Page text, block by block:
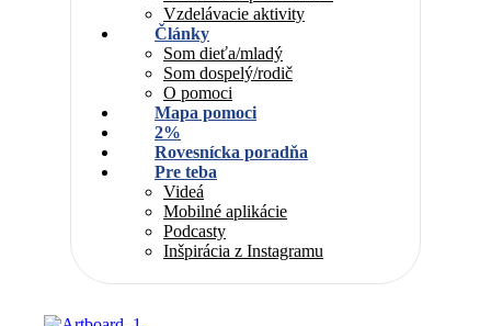
Vzdelávacie aktivity
Články
Som dieťa/mladý
Som dospelý/rodič
O pomoci
Mapa pomoci
2%
Rovesnícka poradňa
Pre teba
Videá
Mobilné aplikácie
Podcasty
Inšpirácia z Instagramu